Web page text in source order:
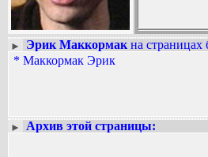
► Эрик Маккормак на страницах
* Маккормак Эрик
► Архив этой страницы: